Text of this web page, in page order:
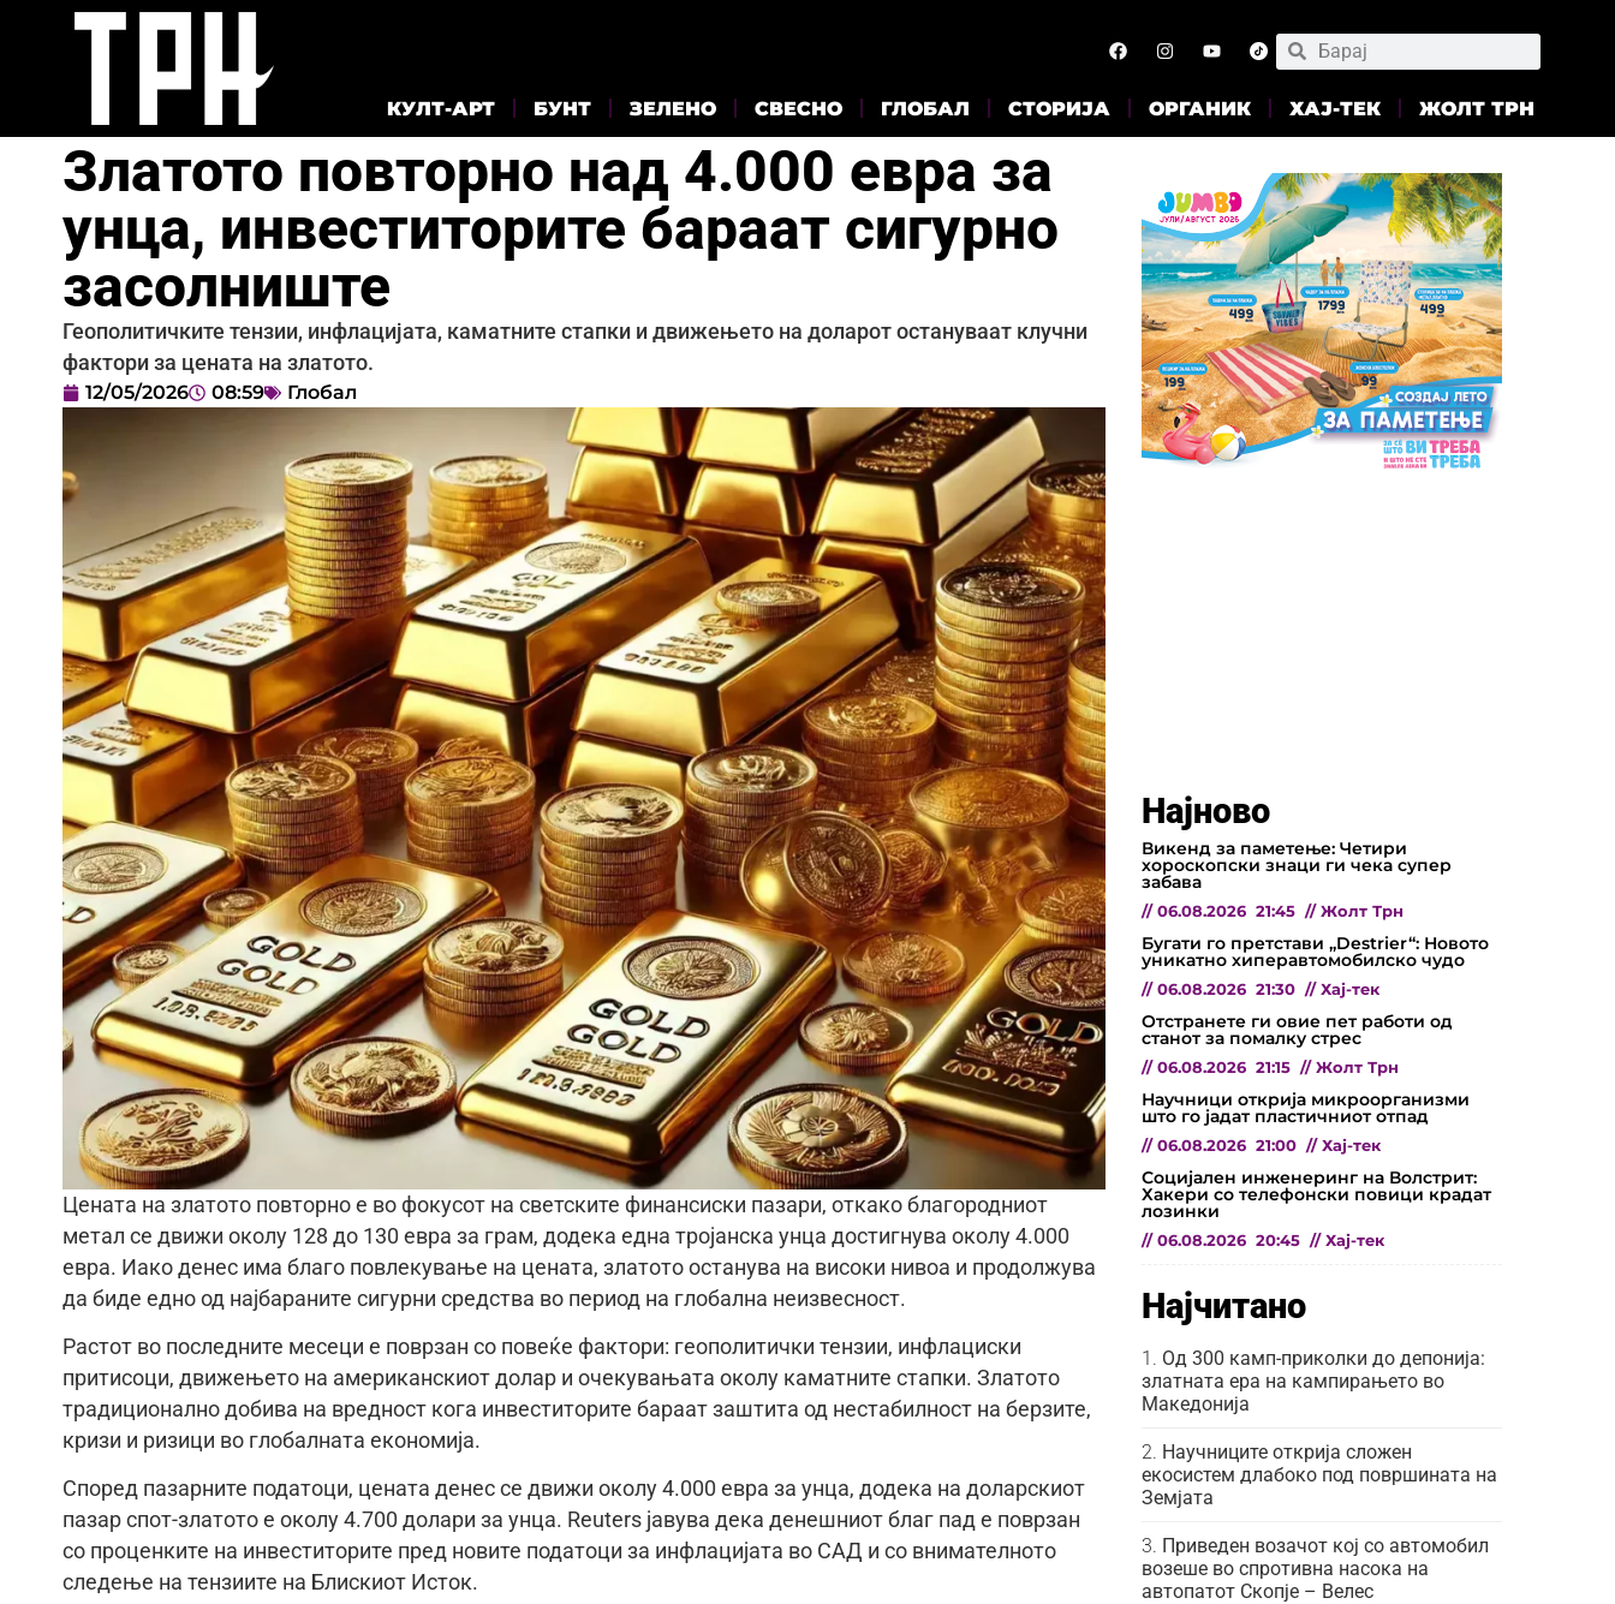
КУЛТ-АРТ БУНТ ЗЕЛЕНО СВЕСНО ГЛОБАЛ СТОРИЈА ОРГАНИК ХАЈ-ТЕК ЖОЛТ ТРН
Златото повторно над 4.000 евра за
унца, инвеститорите бараат сигурно
засолниште
Геополитичките тензии, инфлацијата, каматните стапки и движењето на доларот остануваат клучни
фактори за цената на златото.
12/05/2026 08:59 Глобал
Цената на златото повторно е во фокусот на светските финансиски пазари, откако благородниот
метал се движи околу 128 до 130 евра за грам, додека една тројанска унца достигнува околу 4.000
евра. Иако денес има благо повлекување на цената, златото останува на високи нивоа и продолжува
да биде едно од најбараните сигурни средства во период на глобална неизвесност.
Растот во последните месеци е поврзан со повеќе фактори: геополитички тензии, инфлациски
притисоци, движењето на американскиот долар и очекувањата околу каматните стапки. Златото
традиционално добива на вредност кога инвеститорите бараат заштита од нестабилност на берзите,
кризи и ризици во глобалната економија.
Според пазарните податоци, цената денес се движи околу 4.000 евра за унца, додека на доларскиот
пазар спот-златото е околу 4.700 долари за унца. Reuters јавува дека денешниот благ пад е поврзан
со проценките на инвеститорите пред новите податоци за инфлацијата во САД и со внимателното
следење на тензиите на Блискиот Исток.
Најново
Викенд за паметење: Четири
хороскопски знаци ги чека супер
забава
// 06.08.2026 21:45 // Жолт Трн
Бугати го претстави „Destrier“: Новото
уникатно хиперавтомобилско чудо
// 06.08.2026 21:30 // Хај-тек
Отстранете ги овие пет работи од
станот за помалку стрес
// 06.08.2026 21:15 // Жолт Трн
Научници открија микроорганизми
што го јадат пластичниот отпад
// 06.08.2026 21:00 // Хај-тек
Социјален инженеринг на Волстрит:
Хакери со телефонски повици крадат
лозинки
// 06.08.2026 20:45 // Хај-тек
Најчитано
Од 300 камп-приколки до депонија:
златната ера на кампирањето во
Македонија
Научниците открија сложен
екосистем длабоко под површината на
Земјата
Приведен возачот кој со автомобил
возеше во спротивна насока на
автопатот Скопје – Велес